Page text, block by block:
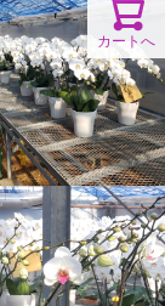
カートへ